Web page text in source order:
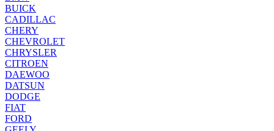
BUICK
CADILLAC
CHERY
CHEVROLET
CHRYSLER
CITROEN
DAEWOO
DATSUN
DODGE
FIAT
FORD